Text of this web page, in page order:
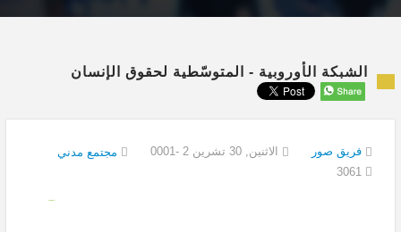
الشبكة الأوروبية - المتوسّطية لحقوق الإنسان
فريق صور الاثنين, 30 تشرين 2 -0001
مجتمع مدني